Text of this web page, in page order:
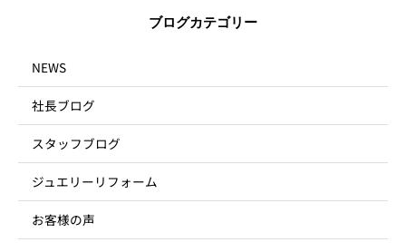
ブログカテゴリー
NEWS
社長ブログ
スタッフブログ
ジュエリーリフォーム
お客様の声